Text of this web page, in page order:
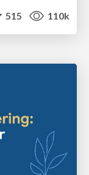
515 110k